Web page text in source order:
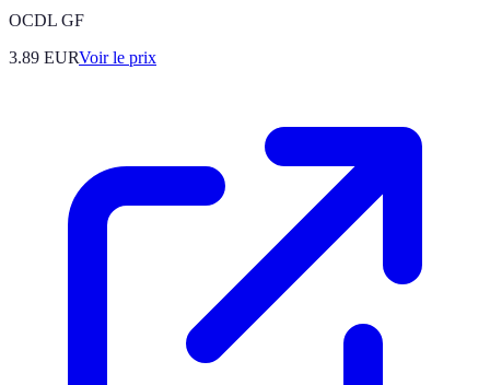
OCDL GF
3.89 EURVoir le prix